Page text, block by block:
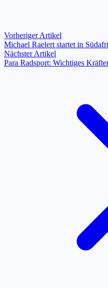
Vorheriger Artikel
Michael Raelert startet in
Nächster Artikel
Para Radsport: ​Wichtiges